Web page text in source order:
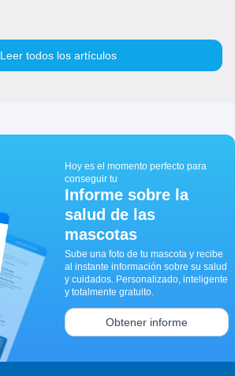
Leer todos los artículos
Hoy es el momento perfecto para
conseguir tu
Informe sobre la
salud de las
mascotas
Sube una foto de tu mascota y recibe
al instante información sobre su salud
y cuidados. Personalizado, inteligente
y totalmente gratuito.
Obtener informe